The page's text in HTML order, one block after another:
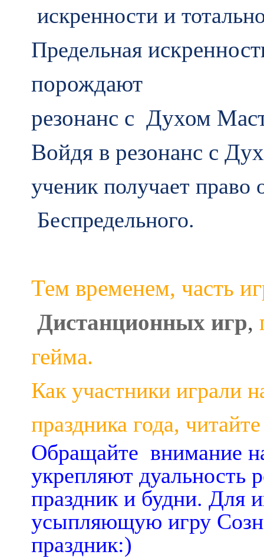
искренности и
Предельная
порождают
резонанс с Духом
Войдя в резонанс с
ученик получает право
Беспредельного.
Тем временем, часть
Дистанционных игр,
гейма.
Как участники играли
праздника года,
Обращайте внимание
укрепляют дуальность
праздник и будни. Для
усыпляющую игру
праздник:)